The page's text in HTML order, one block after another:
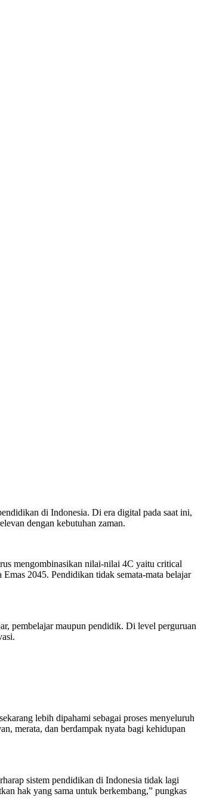
di Indonesia. Di era digital pada saat ini,
dengan kebutuhan zaman.
mengombinasikan nilai-nilai 4C yaitu critical
2045. Pendidikan tidak semata-mata belajar
pembelajar maupun pendidik. Di level perguruan
lebih dipahami sebagai proses menyeluruh
merata, dan berdampak nyata bagi kehidupan
sistem pendidikan di Indonesia tidak lagi
hak yang sama untuk berkembang,” pungkas